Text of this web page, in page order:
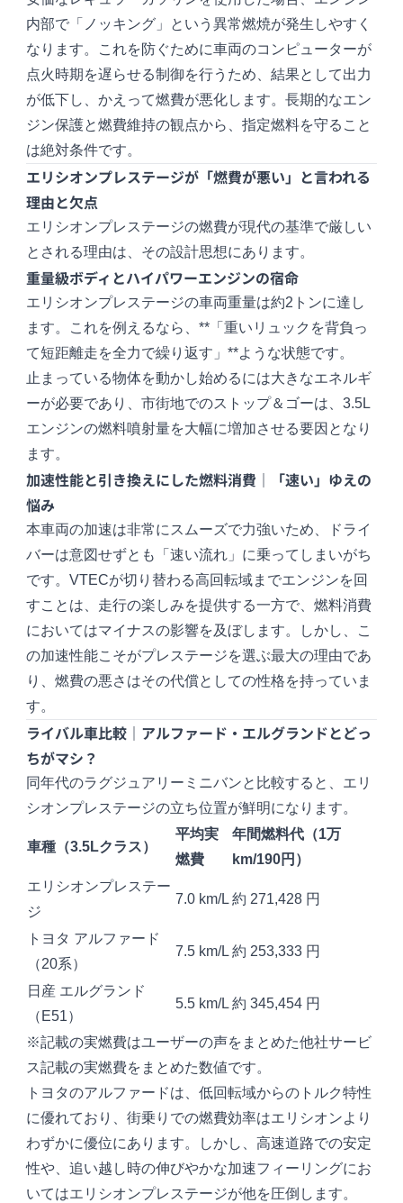
内部で「ノッキング」という異常燃焼が発生しやすく
なります。これを防ぐために車両のコンピューターが
点火時期を遅らせる制御を行うため、結果として出力
が低下し、かえって燃費が悪化します。長期的なエン
ジン保護と燃費維持の観点から、指定燃料を守ること
は絶対条件です。
エリシオンプレステージが「燃費が悪い」と言われる
理由と欠点
エリシオンプレステージの燃費が現代の基準で厳しい
とされる理由は、その設計思想にあります。
重量級ボディとハイパワーエンジンの宿命
エリシオンプレステージの車両重量は約2トンに達し
ます。これを例えるなら、**「重いリュックを背負っ
て短距離走を全力で繰り返す」**ような状態です。
止まっている物体を動かし始めるには大きなエネルギ
ーが必要であり、市街地でのストップ＆ゴーは、3.5L
エンジンの燃料噴射量を大幅に増加させる要因となり
ます。
加速性能と引き換えにした燃料消費｜「速い」ゆえの
悩み
本車両の加速は非常にスムーズで力強いため、ドライ
バーは意図せずとも「速い流れ」に乗ってしまいがち
です。VTECが切り替わる高回転域までエンジンを回
すことは、走行の楽しみを提供する一方で、燃料消費
においてはマイナスの影響を及ぼします。しかし、こ
の加速性能こそがプレステージを選ぶ最大の理由であ
り、燃費の悪さはその代償としての性格を持っていま
す。
ライバル車比較｜アルファード・エルグランドとどっ
ちがマシ？
同年代のラグジュアリーミニバンと比較すると、エリ
シオンプレステージの立ち位置が鮮明になります。
車種（3.5Lクラス）
平均実
燃費
年間燃料代（1万
km/190円）
エリシオンプレステー
ジ
7.0 km/L 約 271,428 円
トヨタ アルファード
（20系）
7.5 km/L 約 253,333 円
日産 エルグランド
（E51）
5.5 km/L 約 345,454 円
※記載の実燃費はユーザーの声をまとめた他社サービ
ス記載の実燃費をまとめた数値です。
トヨタのアルファードは、低回転域からのトルク特性
に優れており、街乗りでの燃費効率はエリシオンより
わずかに優位にあります。しかし、高速道路での安定
性や、追い越し時の伸びやかな加速フィーリングにお
いてはエリシオンプレステージが他を圧倒します。